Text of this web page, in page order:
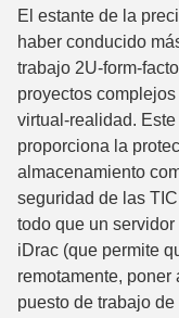
El estante de la
haber conducido
trabajo 2U-form-
proyectos
virtual-realidad.
proporciona la
almacenamiento
seguridad de las
todo que un
iDrac (que permite
remotamente, poner
puesto de trabajo